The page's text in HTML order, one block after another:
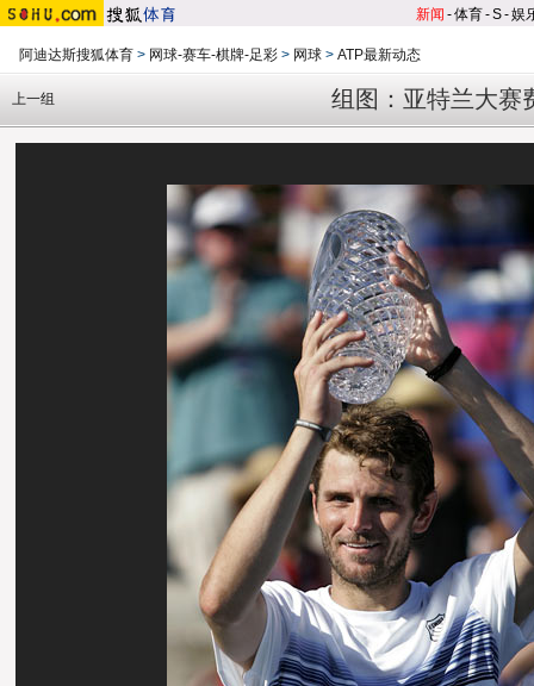
新闻 -体育-S-娱
阿迪达斯搜狐体育 > 网球-赛车-棋牌-足彩 > 网球 > ATP最新动态
组图：亚特兰大赛
上一组